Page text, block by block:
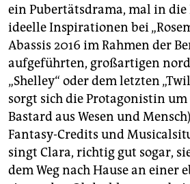
ein Pubertätsdrama, mal in die
ideelle Inspirationen bei
Abassis 2016 im Rahmen der
aufgeführten, großartigen
„Shelley“ oder dem letzten
sorgt sich die Protagonistin
Bastard aus Wesen und
Fantasy-Credits und
singt Clara, richtig gut sogar,
dem Weg nach Hause an einer